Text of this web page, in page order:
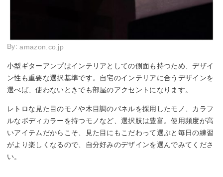
By:amazon.co.jp
小型ギターアンプはインテリアとしての側面も持つため、デザイ
ン性も重要な選択基準です。自宅のインテリアに合うデザインを
選べば、使わないときでも部屋のアクセントになります。
レトロな見た目のモノや木目調のパネルを採用したモノ、カラフ
ルなボディカラーを持つモノなど、選択肢は豊富。使用頻度が高
いアイテムだからこそ、見た目にもこだわって選ぶと毎日の練習
がより楽しくなるので、自分好みのデザインを選んでみてくださ
い。